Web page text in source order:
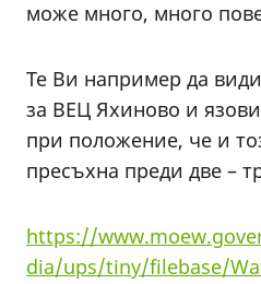
може много, много
Те Ви например да
за ВЕЦ Яхиново и
при положение, че и
пресъхна преди две –
https://
dia/ups/tiny/filebase/